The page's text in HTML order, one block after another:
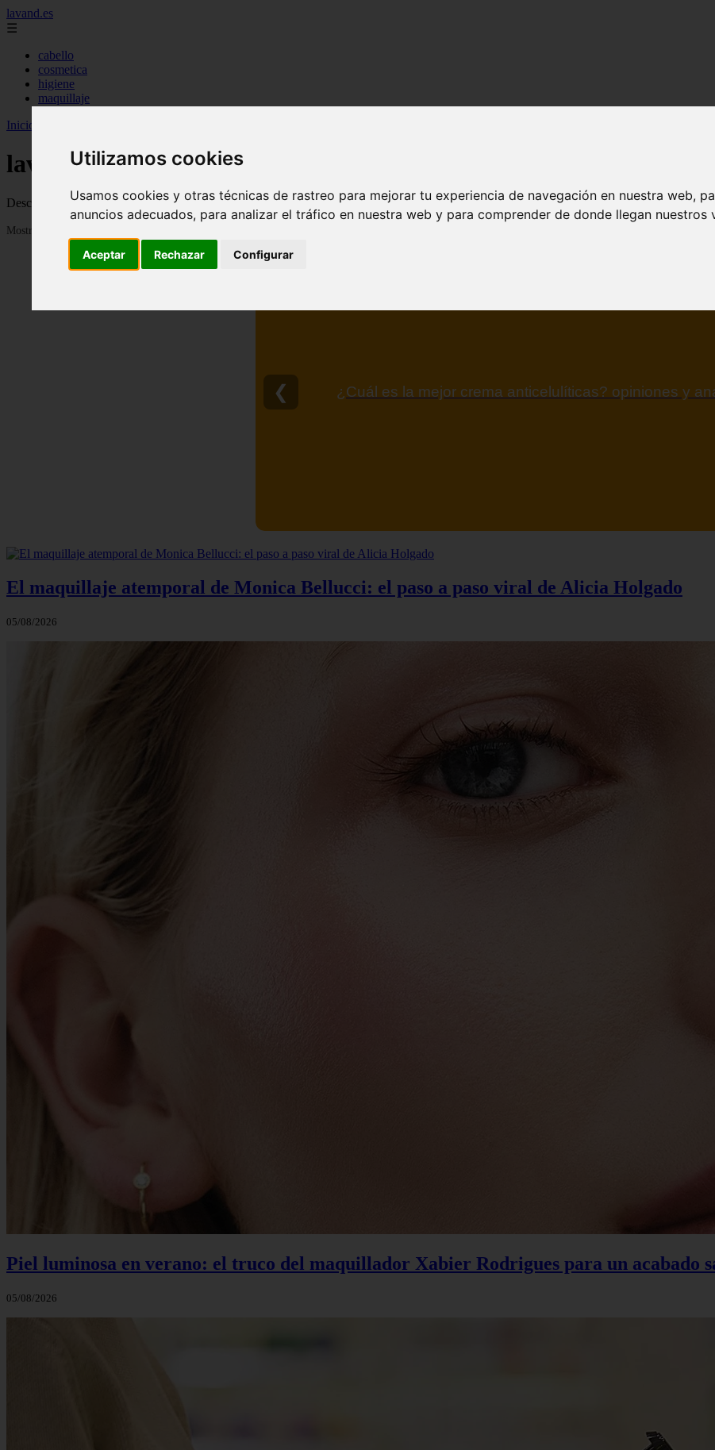
Utilizamos cookies
Usamos cookies y otras técnicas de rastreo para mejorar tu experiencia de navegación en nuestra web,
anuncios adecuados, para analizar el tráfico en nuestra web y para comprender de donde llegan nuestros
Aceptar Rechazar Configurar
lavand.es
☰
cabello
cosmetica
higiene
maquillaje
Inicio
lavand
Descubre todas las noticias de la categoría lavand. Artículos actualizados y contenido de calidad en lavand.es.
Mostrando 1 - 24 de 315 artículos
¿Cuál es la mejor crema anticelulíticas? opiniones y
❮
El maquillaje atemporal de Monica Bellucci: el paso a paso viral de Alicia Holgado
05/08/2026
Piel luminosa en verano: el truco del maquillador Xabier Rodrigues para un acabado
05/08/2026